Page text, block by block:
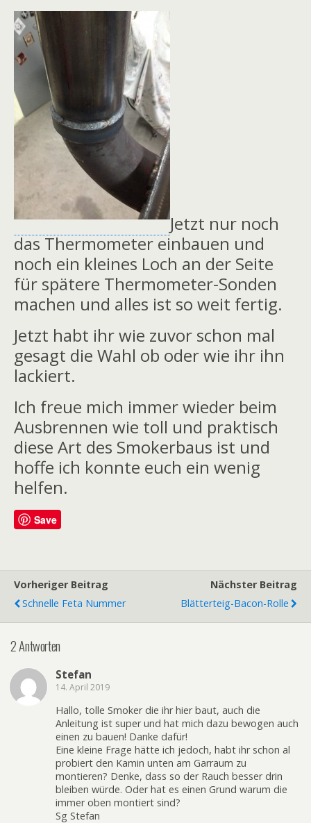
Jetzt nur noch
das Thermometer einbauen und
noch ein kleines Loch an der Seite
für spätere Thermometer-Sonden
machen und alles ist so weit fertig.
Jetzt habt ihr wie zuvor schon mal
gesagt die Wahl ob oder wie ihr ihn
lackiert.
Ich freue mich immer wieder beim
Ausbrennen wie toll und praktisch
diese Art des Smokerbaus ist und
hoffe ich konnte euch ein wenig
helfen.
Save
Vorheriger Beitrag
Schnelle Feta Nummer
Nächster Beitrag
Blätterteig-Bacon-Rolle
2 Antworten
Stefan
14. April 2019
Hallo, tolle Smoker die ihr hier baut, auch die
Anleitung ist super und hat mich dazu bewogen auch
einen zu bauen! Danke dafür!
Eine kleine Frage hätte ich jedoch, habt ihr schon al
probiert den Kamin unten am Garraum zu
montieren? Denke, dass so der Rauch besser drin
bleiben würde. Oder hat es einen Grund warum die
immer oben montiert sind?
Sg Stefan